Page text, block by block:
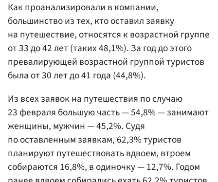
Как проанализировали в компании,
большинство из тех, кто оставил заявку
на путешествие, относятся к возрастной группе
от 33 до 42 лет (таких 48,1%). За год до этого
превалирующей возрастной группой туристов
была от 30 лет до 41 года (44,8%).
Из всех заявок на путешествия по случаю
23 февраля большую часть — 54,8% — занимают
женщины, мужчин — 45,2%. Судя
по оставленным заявкам, 62,3% туристов
планируют путешествовать вдвоем, втроем
собираются 16,8%, в одиночку — 12,7%. Годом